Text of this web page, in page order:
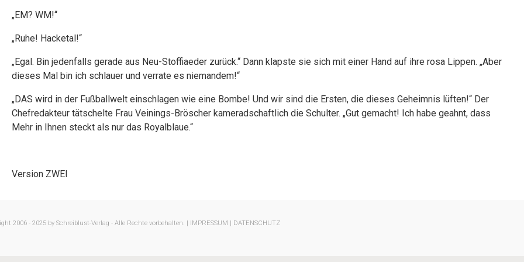
„EM? WM!“
„Ruhe! Hacketal!“
„Egal. Bin jedenfalls gerade aus Neu-Stoffiaeder zurück.“ Dann klapste sie sich mit einer Hand auf ihre rosa Lippen. „Aber
dieses Mal bin ich schlauer und verrate es niemandem!“
„DAS wird in der Fußballwelt einschlagen wie eine Bombe! Und wir sind die Ersten, die dieses Geheimnis lüften!“ Der
Chefredakteur tätschelte Frau Veinings-Bröscher kameradschaftlich die Schulter. „Gut gemacht! Ich habe geahnt, dass
Mehr in Ihnen steckt als nur das Royalblaue.“
Version ZWEI
2006 - 2025 by Schreiblust-Verlag - Alle Rechte vorbehalten. | IMPRESSUM | DATENSCHUTZ